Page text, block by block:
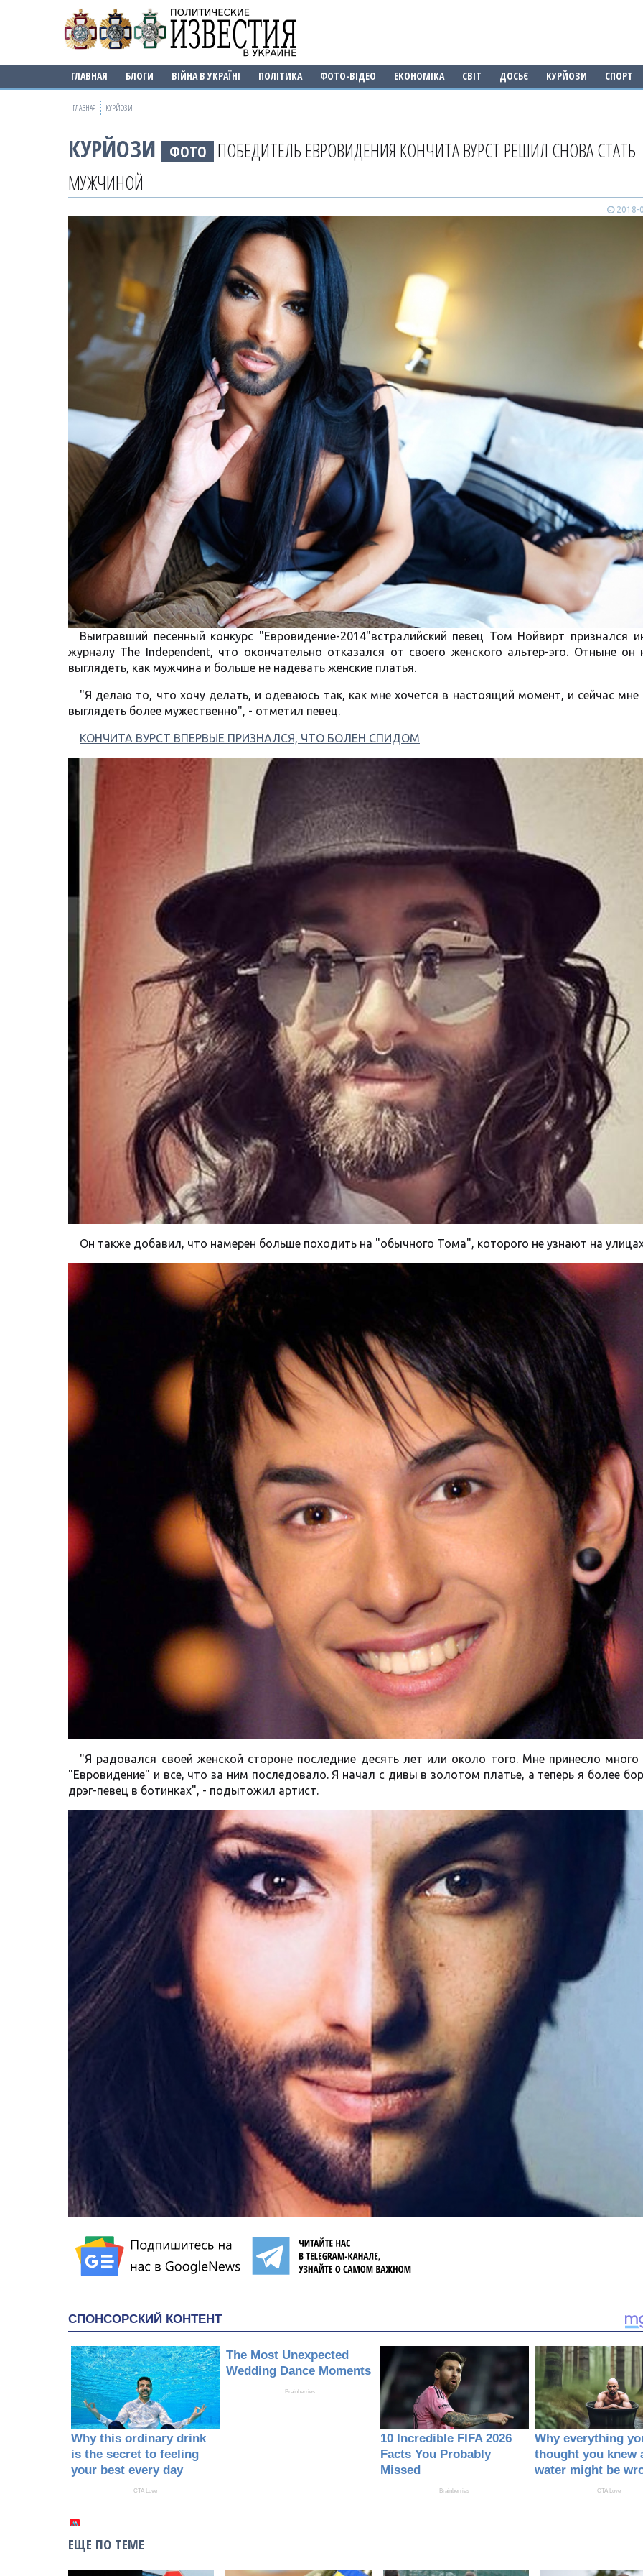
ГЛАВНАЯ БЛОГИ ВІЙНА В УКРАЇНІ ПОЛІТИКА ФОТО-ВІДЕО ЕКОНОМІКА СВІТ ДОСЬЄ КУРЙОЗИ СПОРТ
ГЛАВНАЯ КУРЙОЗИ
КУРЙОЗИ ФОТО ПОБЕДИТЕЛЬ ЕВРОВИДЕНИЯ КОНЧИТА ВУРСТ РЕШИЛ СНОВА СТАТЬ
МУЖЧИНОЙ
2018-
Выигравший песенный конкурс "Евровидение-2014"встралийский певец Том Нойвирт признался
журналу The Independent, что окончательно отказался от своего женского альтер-эго. Отныне он
выглядеть, как мужчина и больше не надевать женские платья.
"Я делаю то, что хочу делать, и одеваюсь так, как мне хочется в настоящий момент, и сейчас мне
выглядеть более мужественно", - отметил певец.
КОНЧИТА ВУРСТ ВПЕРВЫЕ ПРИЗНАЛСЯ, ЧТО БОЛЕН СПИДОМ
Он также добавил, что намерен больше походить на "обычного Тома", которого не узнают на
"Я радовался своей женской стороне последние десять лет или около того. Мне принесло много
"Евровидение" и все, что за ним последовало. Я начал с дивы в золотом платье, а теперь я более
дрэг-певец в ботинках", - подытожил артист.
ЕЩЕ ПО ТЕМЕ